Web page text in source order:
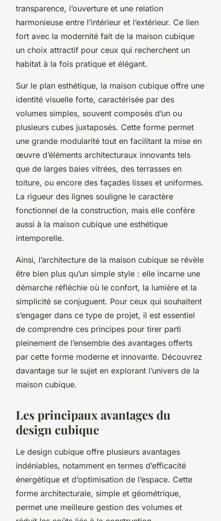
transparence, l’ouverture et une relation
harmonieuse entre l’intérieur et l’extérieur. Ce lien
fort avec la modernité fait de la maison cubique
un choix attractif pour ceux qui recherchent un
habitat à la fois pratique et élégant.
Sur le plan esthétique, la maison cubique offre une
identité visuelle forte, caractérisée par des
volumes simples, souvent composés d’un ou
plusieurs cubes juxtaposés. Cette forme permet
une grande modularité tout en facilitant la mise en
œuvre d’éléments architecturaux innovants tels
que de larges baies vitrées, des terrasses en
toiture, ou encore des façades lisses et uniformes.
La rigueur des lignes souligne le caractère
fonctionnel de la construction, mais elle confère
aussi à la maison cubique une esthétique
intemporelle.
Ainsi, l’architecture de la maison cubique se révèle
être bien plus qu’un simple style : elle incarne une
démarche réfléchie où le confort, la lumière et la
simplicité se conjuguent. Pour ceux qui souhaitent
s’engager dans ce type de projet, il est essentiel
de comprendre ces principes pour tirer parti
pleinement de l’ensemble des avantages offerts
par cette forme moderne et innovante. Découvrez
davantage sur le sujet en explorant l’univers de la
maison cubique.
Les principaux avantages du
design cubique
Le design cubique offre plusieurs avantages
indéniables, notamment en termes d’efficacité
énergétique et d’optimisation de l’espace. Cette
forme architecturale, simple et géométrique,
permet une meilleure gestion des volumes et